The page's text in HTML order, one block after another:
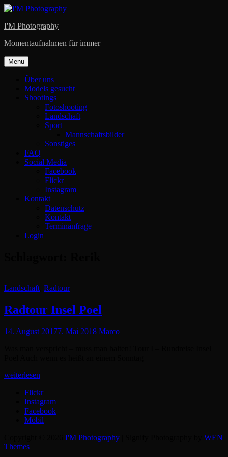
Skip
content
I'M Photography
Momentaufnahmen für immer
Menu
Über uns
Models gesucht
Shootings
Fotoshooting
Landschaft
Sport
Mannschaftsbilder
Sonstiges
FAQ
Social Media
Facebook
Flickr
Instagram
Kontakt
Datenschutz
Kontakt
Terminanfrage
Login
Cat
Landschaft Radtour
Radtour Insel Poel
Posted
14. August 20177. Mai 2018 Marco
weiterlesen
Poel
Flickr
Instagram
Facebook
Mobil
I'M Photography
WEN
Themes